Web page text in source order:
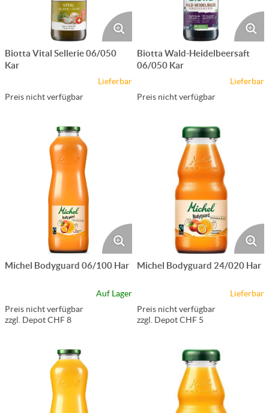
Biotta Vital Sellerie 06/050
Kar
Lieferbar
Preis nicht verfügbar
Biotta Wald-Heidelbeersaft
06/050 Kar
Lieferbar
Preis nicht verfügbar
Michel Bodyguard 06/100 Har
Auf Lager
Preis nicht verfügbar
zzgl. Depot CHF 8
Michel Bodyguard 24/020 Har
Lieferbar
Preis nicht verfügbar
zzgl. Depot CHF 5